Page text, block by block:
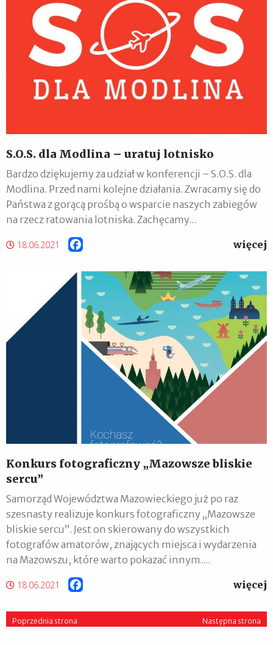
S.O.S. dla Modlina – uratuj lotnisko
Bardzo dziękujemy za udział w konferencji – S.O.S. dla
Modlina. Przed nami kolejne działania. Zwracamy się do
Państwa z gorącą prośbą o wsparcie naszych zabiegów
na rzecz ratowania lotniska. Zachęcamy...
18.06.2021 więcej
Konkurs fotograficzny „Mazowsze bliskie
sercu”
Samorząd Województwa Mazowieckiego już po raz
szesnasty realizuje konkurs fotograficzny „Mazowsze
bliskie sercu”. Jest on skierowany do wszystkich
fotografów amatorów, znających miejsca i wydarzenia
na Mazowszu, które warto pokazać innym....
18.06.2021 więcej
Poprzednia strona Następna strona